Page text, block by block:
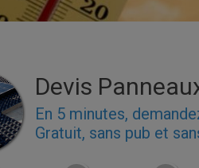
Devis
En 5 minutes,
Gratuit, sans pub et